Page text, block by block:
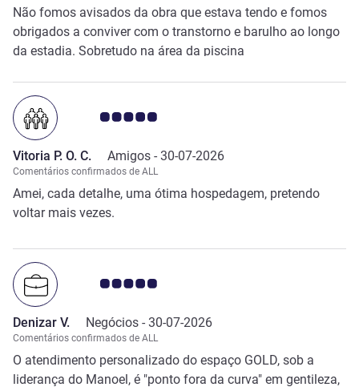
Não fomos avisados da obra que estava tendo e fomos
obrigados a conviver com o transtorno e barulho ao longo
da estadia. Sobretudo na área da piscina
Nota clientes Avis 5.0/5
Vitoria P. O. C. Amigos - 30-07-2026
Comentários confirmados de ALL
Amei, cada detalhe, uma ótima hospedagem, pretendo
voltar mais vezes.
Nota clientes Avis 5.0/5
Denizar V. Negócios - 30-07-2026
Comentários confirmados de ALL
O atendimento personalizado do espaço GOLD, sob a
liderança do Manoel, é "ponto fora da curva" em gentileza,